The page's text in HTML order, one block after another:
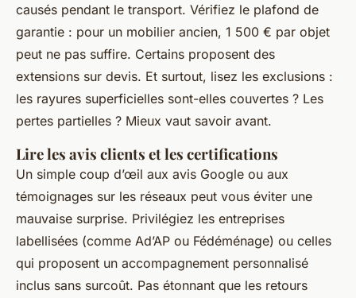
causés pendant le transport. Vérifiez le plafond de
garantie : pour un mobilier ancien, 1 500 € par objet
peut ne pas suffire. Certains proposent des
extensions sur devis. Et surtout, lisez les exclusions :
les rayures superficielles sont-elles couvertes ? Les
pertes partielles ? Mieux vaut savoir avant.
Lire les avis clients et les certifications
Un simple coup d’œil aux avis Google ou aux
témoignages sur les réseaux peut vous éviter une
mauvaise surprise. Privilégiez les entreprises
labellisées (comme Ad’AP ou Fédéménage) ou celles
qui proposent un accompagnement personnalisé
inclus sans surcoût. Pas étonnant que les retours